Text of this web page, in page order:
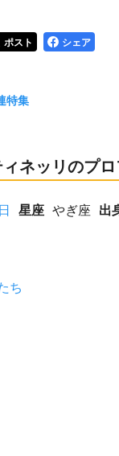
ポスト シェア
特集
ネッリのプ
星座 やぎ座 出
ち